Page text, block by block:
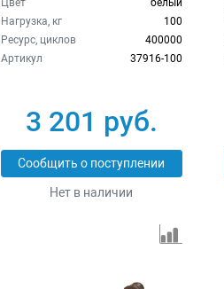
Цвет
белый
Нагрузка, кг
100
Ресурс, циклов
400000
Артикул
37916-100
3 201 руб.
Сообщить о поступлении
Нет в наличии